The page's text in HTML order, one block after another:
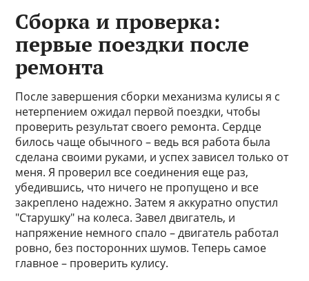
Сборка и проверка:
первые поездки после
ремонта
После завершения сборки механизма кулисы я с
нетерпением ожидал первой поездки, чтобы
проверить результат своего ремонта. Сердце
билось чаще обычного – ведь вся работа была
сделана своими руками, и успех зависел только от
меня. Я проверил все соединения еще раз,
убедившись, что ничего не пропущено и все
закреплено надежно. Затем я аккуратно опустил
"Старушку" на колеса. Завел двигатель, и
напряжение немного спало – двигатель работал
ровно, без посторонних шумов. Теперь самое
главное – проверить кулису.